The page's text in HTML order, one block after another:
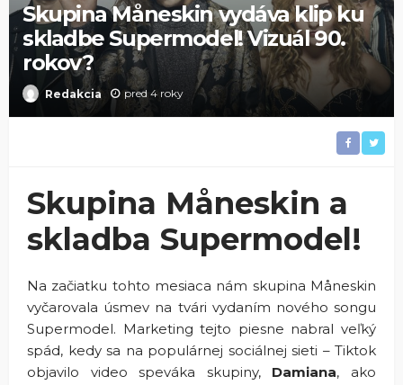
Skupina Måneskin vydáva klip ku
skladbe Supermodel! Vizuál 90.
rokov?
Redakcia pred 4 roky
Skupina Måneskin a
skladba Supermodel!
Na začiatku tohto mesiaca nám skupina Måneskin
vyčarovala úsmev na tvári vydaním nového songu
Supermodel. Marketing tejto piesne nabral veľký
spád, kedy sa na populárnej sociálnej sieti – Tiktok
objavilo video speváka skupiny, Damiana, ako